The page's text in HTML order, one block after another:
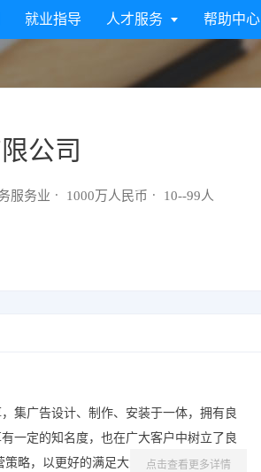
就业指导 人才服务 帮助中心
公司
服务业 1000万人民币 10--99人
集广告设计、制作、安装于一体，拥有良
一定的知名度，也在广大客户中树立了良
略，以更好的满足大众的需要，成为客户
点击查看更多详情